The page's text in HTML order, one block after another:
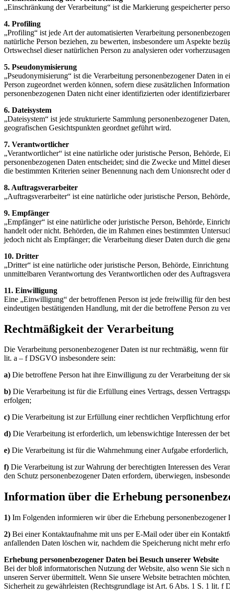
„Einschränkung der Verarbeitung“ ist die Markierung gespeicherter
4. Profiling
„Profiling“ ist jede Art der automatisierten Verarbeitung
natürliche Person beziehen, zu bewerten, insbesondere um Aspekte
Ortswechsel dieser natürlichen Person zu analysieren oder
5. Pseudonymisierung
„Pseudonymisierung“ ist die Verarbeitung personenbezogener Daten
Person zugeordnet werden können, sofern diese zusätzlichen
personenbezogenen Daten nicht einer identifizierten oder
6. Dateisystem
„Dateisystem“ ist jede strukturierte Sammlung personenbezogener
geografischen Gesichtspunkten geordnet geführt wird.
7. Verantwortlicher
„Verantwortlicher“ ist eine natürliche oder juristische Person, Behörde,
personenbezogenen Daten entscheidet; sind die Zwecke und Mittel
die bestimmten Kriterien seiner Benennung nach dem Unionsrecht oder
8. Auftragsverarbeiter
„Auftragsverarbeiter“ ist eine natürliche oder juristische Person,
9. Empfänger
„Empfänger“ ist eine natürliche oder juristische Person, Behörde,
handelt oder nicht. Behörden, die im Rahmen eines bestimmten
jedoch nicht als Empfänger; die Verarbeitung dieser Daten durch die
10. Dritter
„Dritter“ ist eine natürliche oder juristische Person, Behörde,
unmittelbaren Verantwortung des Verantwortlichen oder des
11. Einwilligung
Eine „Einwilligung“ der betroffenen Person ist jede freiwillig für den
eindeutigen bestätigenden Handlung, mit der die betroffene Person zu
Rechtmäßigkeit der Verarbeitung
Die Verarbeitung personenbezogener Daten ist nur rechtmäßig, wenn
lit. a – f DSGVO insbesondere sein:
a) Die betroffene Person hat ihre Einwilligung zu der Verarbeitung der
b) Die Verarbeitung ist für die Erfüllung eines Vertrags, dessen
erfolgen;
c) Die Verarbeitung ist zur Erfüllung einer rechtlichen Verpflichtung
d) Die Verarbeitung ist erforderlich, um lebenswichtige Interessen der
e) Die Verarbeitung ist für die Wahrnehmung einer Aufgabe
f) Die Verarbeitung ist zur Wahrung der berechtigten Interessen des
den Schutz personenbezogener Daten erfordern, überwiegen,
Information über die Erhebung
1) Im Folgenden informieren wir über die Erhebung
2) Bei einer Kontaktaufnahme mit uns per E-Mail oder über ein
anfallenden Daten löschen wir, nachdem die Speicherung nicht mehr
Erhebung personenbezogener Daten bei Besuch unserer Website
Bei der bloß informatorischen Nutzung der Website, also wenn Sie
unseren Server übermittelt. Wenn Sie unsere Website betrachten
Sicherheit zu gewährleisten (Rechtsgrundlage ist Art. 6 Abs. 1 S. 1 lit. f